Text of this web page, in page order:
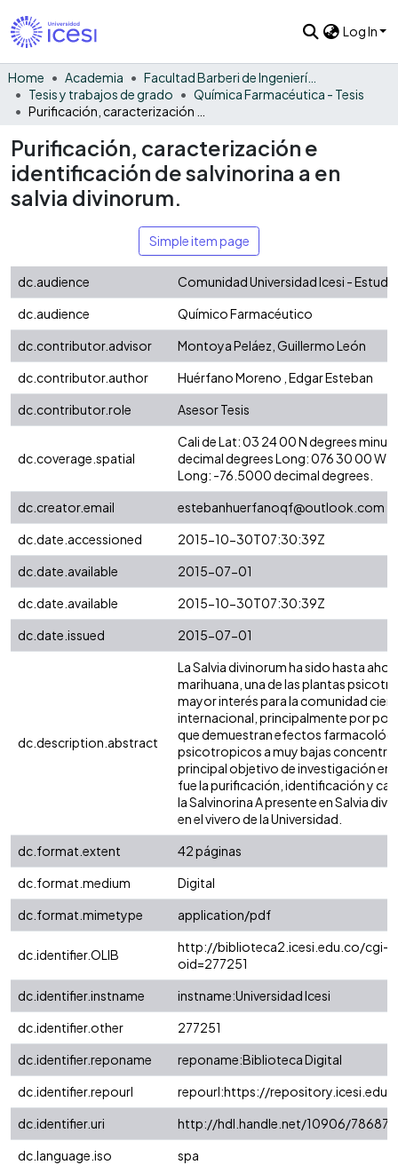
Log In
Home Academia
Facultad Barberi de Ingeniería, Diseño y Ciencias Aplicadas
Tesis y trabajos de grado
Química Farmacéutica - Tesis
Purificación, caracterización e
identificación de salvinorina a en
salvia divinorum.
Simple item page
dc.audience
Comunidad Universidad Icesi -
dc.audience
Químico Farmacéutico
dc.contributor.advisor
Montoya Peláez, Guillermo León
dc.contributor.author
Huérfano Moreno , Edgar Esteban
dc.contributor.role
Asesor Tesis
dc.coverage.spatial
Cali de Lat: 03 24 00 N degrees
decimal degrees Long: 076 30 00 W
Long: -76.5000 decimal degrees.
dc.creator.email
estebanhuerfanoqf@outlook.com
dc.date.accessioned
2015-10-30T07:30:39Z
dc.date.available
2015-07-01
dc.date.available
2015-10-30T07:30:39Z
dc.date.issued
2015-07-01
dc.description.abstract
La Salvia divinorum ha sido hasta
marihuana, una de las plantas
mayor interés para la comunidad
internacional, principalmente por
que demuestran efectos
psicotropicos a muy bajas
principal objetivo de investigación
fue la purificación, identificación y
la Salvinorina A presente en Salvia
en el vivero de la Universidad.
dc.format.extent
42 páginas
dc.format.medium
Digital
dc.format.mimetype
application/pdf
dc.identifier.OLIB
http://biblioteca2.icesi.edu.co/cgi-
oid=277251
dc.identifier.instname
instname:Universidad Icesi
dc.identifier.other
277251
dc.identifier.reponame
reponame:Biblioteca Digital
dc.identifier.repourl
repourl:https://
dc.identifier.uri
http://hdl.handle.net/10906/78687
dc.language.iso
spa